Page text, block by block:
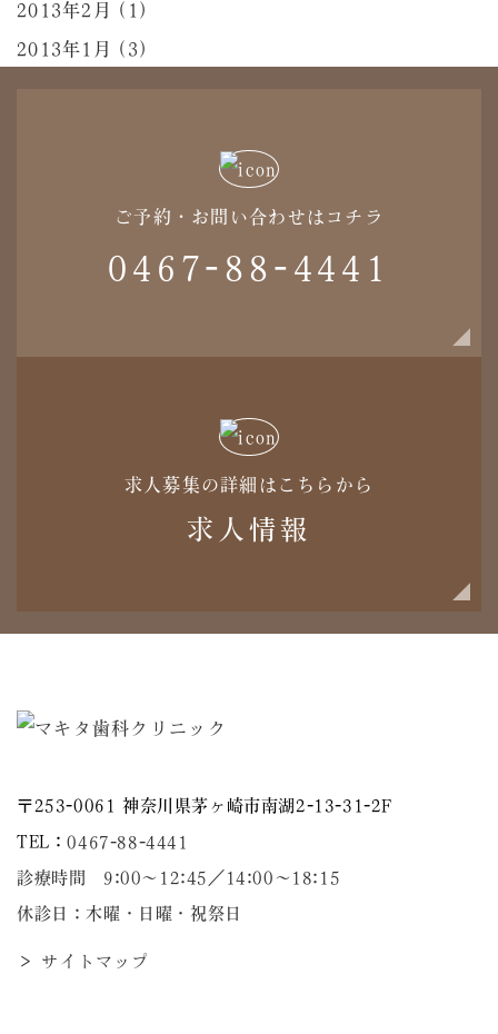
2013年2月 (1)
2013年1月 (3)
ご予約・お問い合わせはコチラ
0467-88-4441
求人募集の詳細はこちらから
求人情報
〒253-0061 神奈川県茅ヶ崎市南湖2-13-31-2F
TEL：0467-88-4441
診療時間 9:00～12:45／14:00〜18:15
休診日：木曜・日曜・祝祭日
＞ サイトマップ